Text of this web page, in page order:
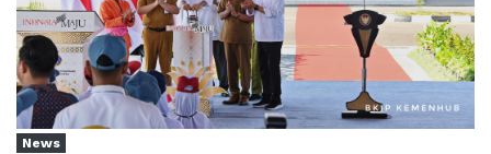
News